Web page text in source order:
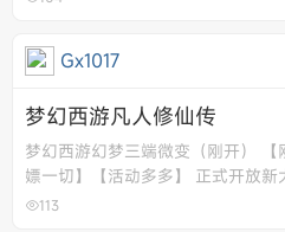
Gx1017
梦幻西游凡人修仙传
梦幻西游幻梦三端微变（刚开）
嫖一切】【活动多多】 正式开放新
113